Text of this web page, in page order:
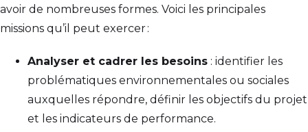
avoir de nombreuses formes. Voici les principales
missions qu’il peut exercer :
Analyser et cadrer les besoins : identifier les
problématiques environnementales ou sociales
auxquelles répondre, définir les objectifs du projet
et les indicateurs de performance.